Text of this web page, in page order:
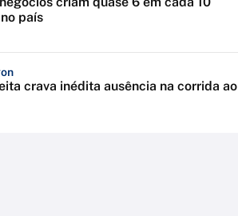
país
crava inédita ausência na corrida ao